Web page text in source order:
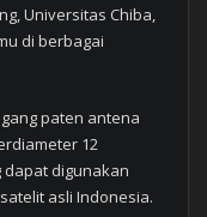
Universitas Chiba,
di berbagai
paten antena
12
dapat digunakan
asli Indonesia.